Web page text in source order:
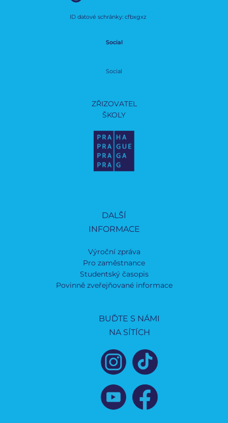
ID datové schránky: cfbxgxz
Social
Social
ZŘIZOVATEL
ŠKOLY
DALŠÍ
INFORMACE
Výroční zpráva
Pro zaměstnance
Studentský časopis
Povinně zveřejňované informace
BUĎTE S NÁMI
NA SÍTÍCH